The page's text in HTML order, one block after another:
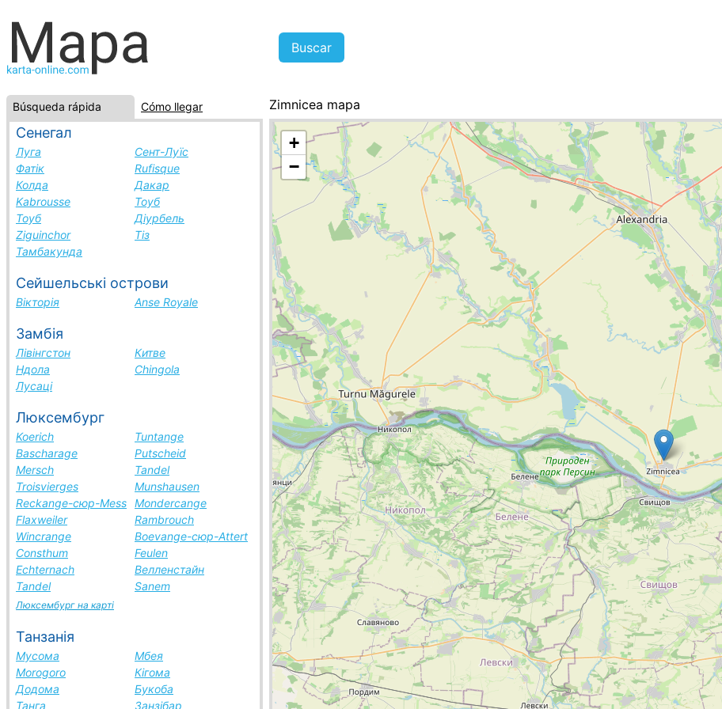
Búsqueda rápida Cómo llegar
Сенегал
Луга
Сент-Луїс
Фатік
Rufisque
Колда
Дакар
Kabrousse
Тоуб
Тоуб
Діурбель
Ziguinchor
Тіз
Тамбакунда
Сейшельські острови
Вікторія Anse Royale
Замбія
Лівінгстон
Китве
Ндола
Chingola
Лусаці
Люксембург
Koerich
Tuntange
Bascharage
Putscheid
Mersch
Tandel
Troisvierges
Munshausen
Reckange-сюр-Mess Mondercange
Flaxweiler
Rambrouch
Wincrange
Boevange-сюр-Attert
Consthum
Feulen
Echternach
Велленстайн
Tandel
Sanem
Люксембург на карті
Танзанія
Мусома
Мбея
Morogoro
Кігома
Додома
Букоба
Танга
Занзібар
Zimnicea mapa
Rumania, la lista de ciudades
+
−